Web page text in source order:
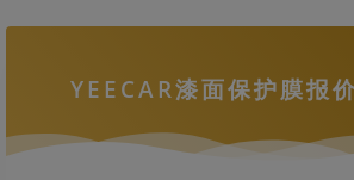
YEECAR漆面保护膜报